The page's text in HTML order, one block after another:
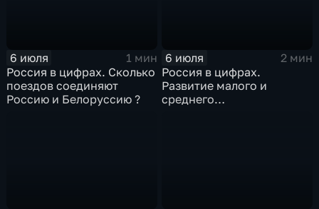
6 июля
1 мин
Россия в цифрах. Сколько
поездов соединяют
Россию и Белоруссию ?
6 июля
2 мин
Россия в цифрах.
Развитие малого и
среднего